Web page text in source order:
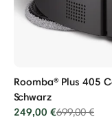
Roomba® Plus 405
Schwarz
249,00 €Price
699,00 €to